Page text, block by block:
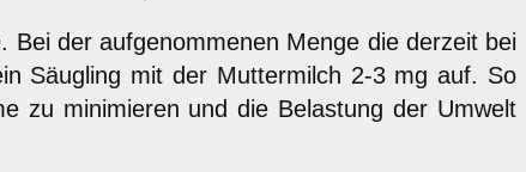
der aufgenommenen Menge die derzeit bei
Säugling mit der Muttermilch 2-3 mg auf. So
zu minimieren und die Belastung der Umwelt